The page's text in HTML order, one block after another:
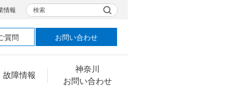
故障情報
神奈川
お問い合わせ
情報 検索
質問 お問い合わせ